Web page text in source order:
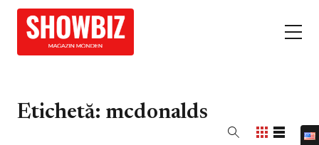
Etichetă: mcdonalds